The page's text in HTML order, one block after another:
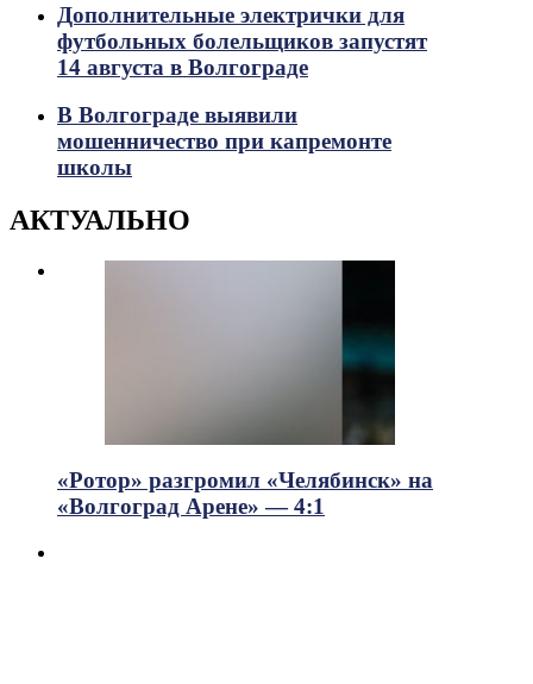
Дополнительные электрички для
футбольных болельщиков запустят
14 августа в Волгограде
В Волгограде выявили
мошенничество при капремонте
школы
АКТУАЛЬНО
«Ротор» разгромил «Челябинск» на
«Волгоград Арене» — 4:1